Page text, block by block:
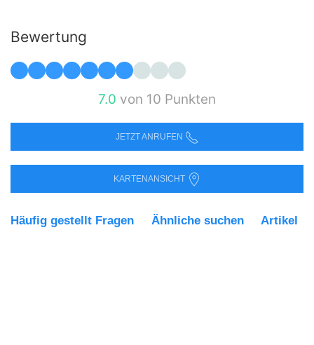
Bewertung
7.0 von 10 Punkten
JETZT ANRUFEN
KARTENANSICHT
Häufig gestellt Fragen Ähnliche suchen Artikel